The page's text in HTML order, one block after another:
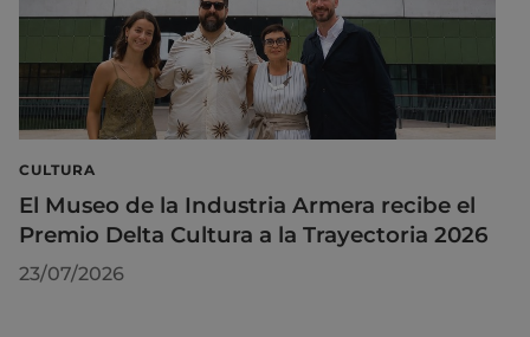
CULTURA
El Museo de la Industria Armera recibe el
Premio Delta Cultura a la Trayectoria 2026
23/07/2026